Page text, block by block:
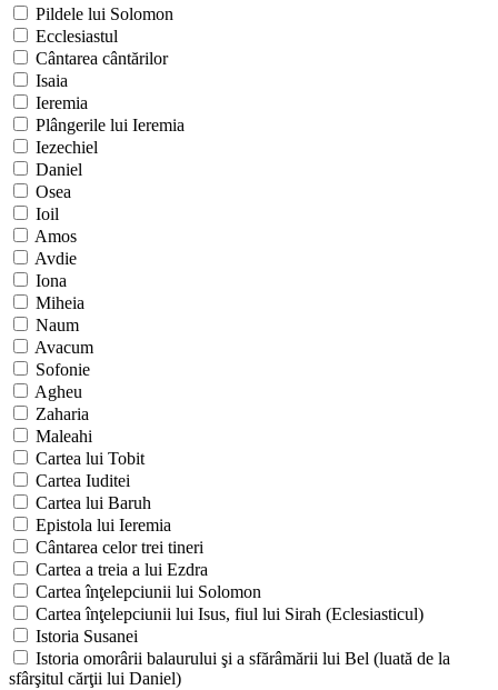
Pildele lui Solomon
Ecclesiastul
Cântarea cântărilor
Isaia
Ieremia
Plângerile lui Ieremia
Iezechiel
Daniel
Osea
Ioil
Amos
Avdie
Iona
Miheia
Naum
Avacum
Sofonie
Agheu
Zaharia
Maleahi
Cartea lui Tobit
Cartea Iuditei
Cartea lui Baruh
Epistola lui Ieremia
Cântarea celor trei tineri
Cartea a treia a lui Ezdra
Cartea înţelepciunii lui Solomon
Cartea înţelepciunii lui Isus, fiul lui Sirah (Eclesiasticul)
Istoria Susanei
Istoria omorârii balaurului şi a sfărâmării lui Bel (luată de la
sfârşitul cărţii lui Daniel)